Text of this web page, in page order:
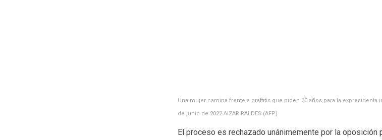
Una mujer camina frente a graffitis que piden 30 años para la expresidenta
de junio de 2022.AIZAR RALDES (AFP)
El proceso es rechazado unánimemente por la oposición